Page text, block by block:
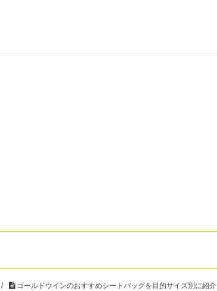
/ ゴールドウインのおすすめシートバッグを目的サイズ別に紹介